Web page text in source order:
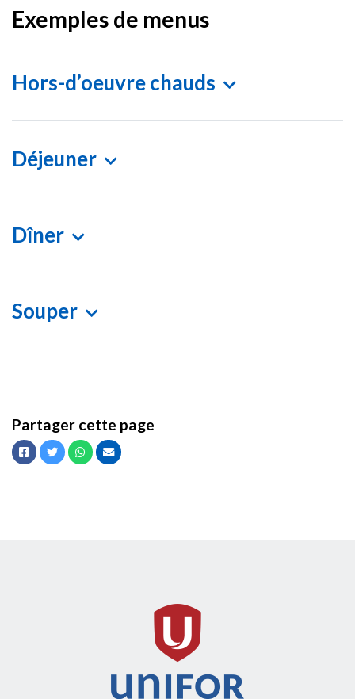
Exemples de menus
Hors-d’oeuvre chauds
Déjeuner
Dîner
Souper
Partager cette page
Facebook
TwitterWhatsappCourriel